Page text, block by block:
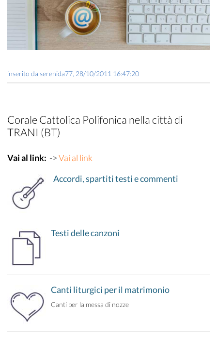
inserito da serenida77 28/10/2011 16:47:20
Corale Cattolica Polifonica nella città di
TRANI (BT)
Vai al link: ->Vai al link
Accordi, spartiti testi e commenti
Testi delle canzoni
Canti liturgici per il matrimonio
Canti per la messa di nozze